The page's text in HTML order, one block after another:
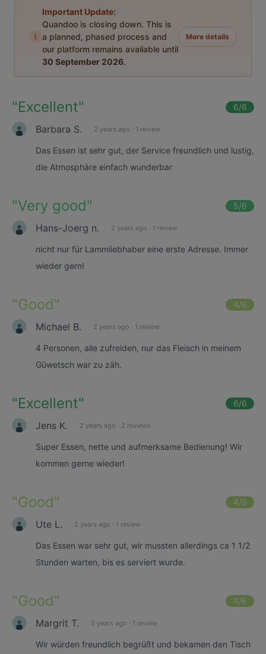
i
Important Update:
Quandoo is closing down. This is
a planned, phased process and
our platform remains available until
30 September 2026.
More details
"Excellent" 6/6
Barbara S. 2 years ago · 1 review
Das Essen ist sehr gut, der Service freundlich und lustig,
die Atmosphäre einfach wunderbar
"Very good" 5/6
Hans-Joerg n. 2 years ago · 1 review
nicht nur für Lammliebhaber eine erste Adresse. Immer
wieder gern!
"Good" 4/6
Michael B. 2 years ago · 1 review
4 Personen, alle zufreiden, nur das Fleisch in meinem
Güwetsch war zu zäh.
"Excellent" 6/6
Jens K. 2 years ago · 2 reviews
Super Essen, nette und aufmerksame Bedienung! Wir
kommen gerne wieder!
"Good" 4/6
Ute L. 2 years ago · 1 review
Das Essen war sehr gut, wir mussten allerdings ca 1 1/2
Stunden warten, bis es serviert wurde.
"Good" 4/6
Margrit T. 2 years ago · 1 review
Wir würden freundlich begrüßt und bekamen den Tisch